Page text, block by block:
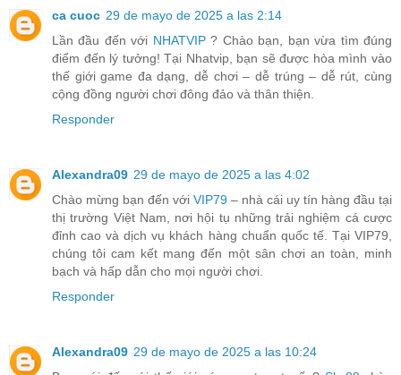
ca cuoc 29 de mayo de 2025 a las 2:14
Lần đầu đến với NHATVIP? Chào bạn, bạn vừa tìm đúng
điểm đến lý tưởng! Tại Nhatvip, bạn sẽ được hòa mình vào
thế giới game đa dạng, dễ chơi – dễ trúng – dễ rút, cùng
cộng đồng người chơi đông đảo và thân thiện.
Responder
Alexandra09 29 de mayo de 2025 a las 4:02
Chào mừng bạn đến với VIP79 – nhà cái uy tín hàng đầu tại
thị trường Việt Nam, nơi hội tụ những trải nghiệm cá cược
đỉnh cao và dịch vụ khách hàng chuẩn quốc tế. Tại VIP79,
chúng tôi cam kết mang đến một sân chơi an toàn, minh
bạch và hấp dẫn cho mọi người chơi.
Responder
Alexandra09 29 de mayo de 2025 a las 10:24